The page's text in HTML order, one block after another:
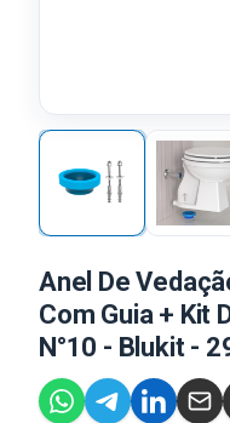
Anel De
Com Guia + Kit
N°10 - Blukit -